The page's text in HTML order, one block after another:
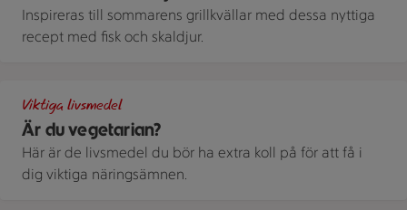
Inspireras till sommarens grillkvällar med dessa nyttiga
recept med fisk och skaldjur.
Är du vegetarian?
Viktiga livsmedel
Här är de livsmedel du bör ha extra koll på för att få i
dig viktiga näringsämnen.